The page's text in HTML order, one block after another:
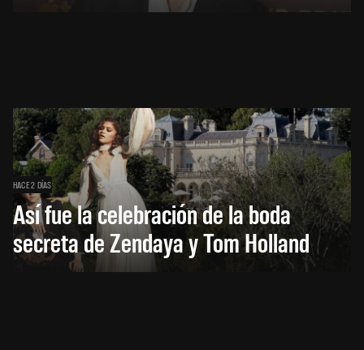
HACE 2 DÍAS
Así fue la celebración de la boda
secreta de Zendaya y Tom Holland